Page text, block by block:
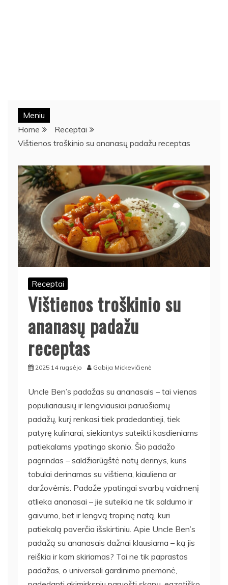
Meniu
Home
Receptai
Vištienos troškinio su ananasų padažu receptas
Receptai
Vištienos troškinio su
ananasų padažu
receptas
2025 14 rugsėjo Gabija Mickevičienė
Uncle Ben’s padažas su ananasais – tai vienas
populiariausių ir lengviausiai paruošiamų
padažų, kurį renkasi tiek pradedantieji, tiek
patyrę kulinarai, siekiantys suteikti kasdieniams
patiekalams ypatingo skonio. Šio padažo
pagrindas – saldžiarūgštė natų derinys, kuris
tobulai derinamas su vištiena, kiauliena ar
daržovėmis. Padaže ypatingai svarbų vaidmenį
atlieka ananasai – jie suteikia ne tik saldumo ir
gaivumo, bet ir lengvą tropinę natą, kuri
patiekalą paverčia išskirtiniu. Apie Uncle Ben’s
padažą su ananasais dažnai klausiama – ką jis
reiškia ir kam skiriamas? Tai ne tik paprastas
padažas, o universali gardinimo priemonė,